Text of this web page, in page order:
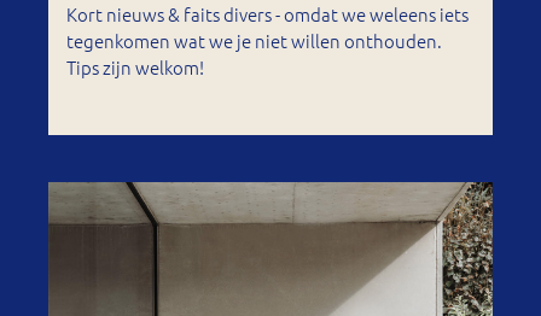
Kort nieuws & faits divers - omdat we weleens iets
tegenkomen wat we je niet willen onthouden.
Tips zijn welkom!